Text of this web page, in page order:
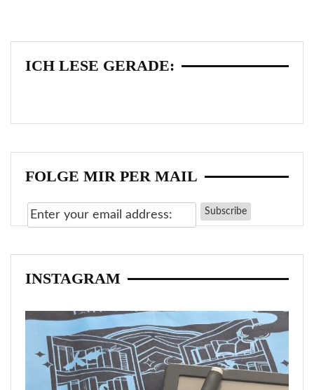
ICH LESE GERADE:
FOLGE MIR PER MAIL
INSTAGRAM